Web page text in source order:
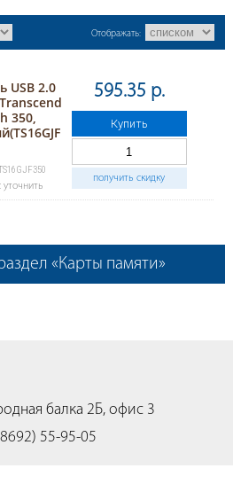
Отображать:
USB 2.0
350,
595.35 р.
Купить
получить скидку
«Карты памяти»
балка 2Б, офис 3
55-95-05